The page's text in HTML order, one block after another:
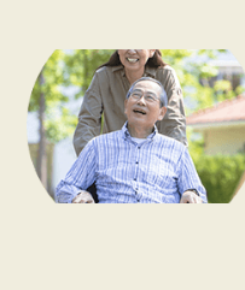
お米の出前授業
いなぎめぐみの里山
ぱる★キッズ
パルシステムでんき
2018年
2017年
2016年
2015年